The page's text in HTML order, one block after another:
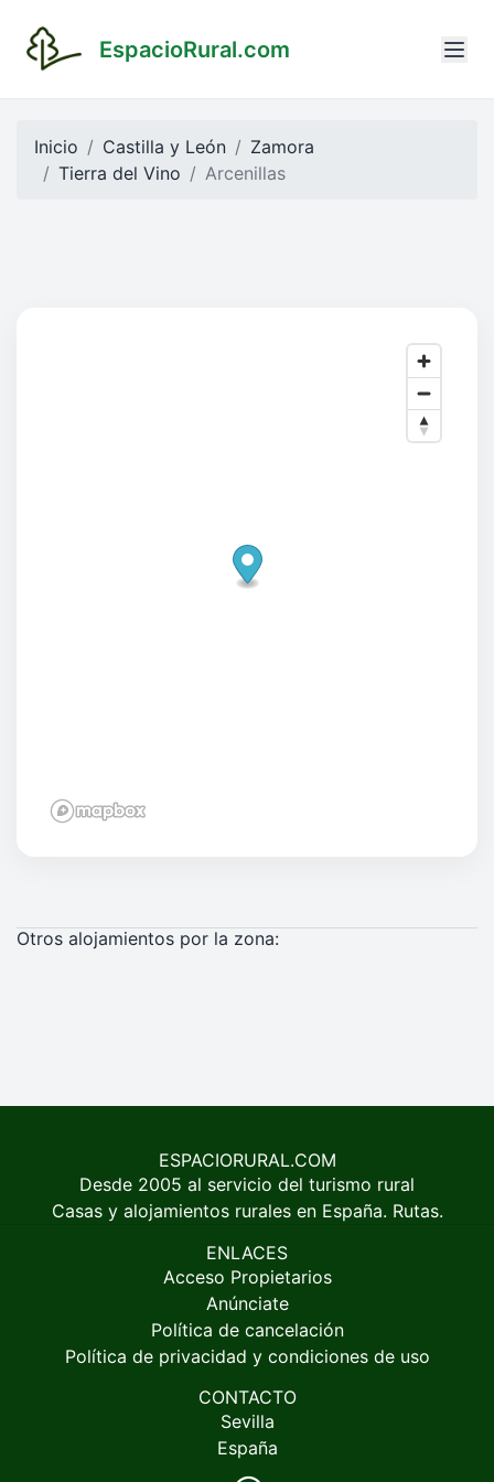
EspacioRural.com
Inicio Castilla y León
Zamora
Tierra del Vino
Arcenillas
Otros alojamientos por la zona:
ESPACIORURAL.COM
Desde 2005 al servicio del turismo rural
Casas y alojamientos rurales en España. Rutas.
ENLACES
Acceso Propietarios
Anúnciate
Política de cancelación
Política de privacidad y condiciones de uso
CONTACTO
Sevilla
España